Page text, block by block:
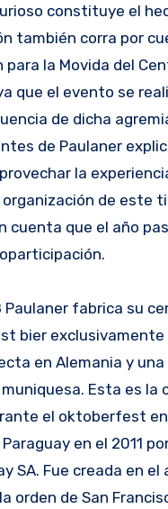
constituye el
también corra por
para la Movida del
que el evento se
de dicha
de Paulaner
la
de este
cuenta que el año
Paulaner fabrica su
bier exclusivamente
en Alemania y
Esta es la
el oktoberfest
en el 2011
SA. Fue creada en el
orden de San